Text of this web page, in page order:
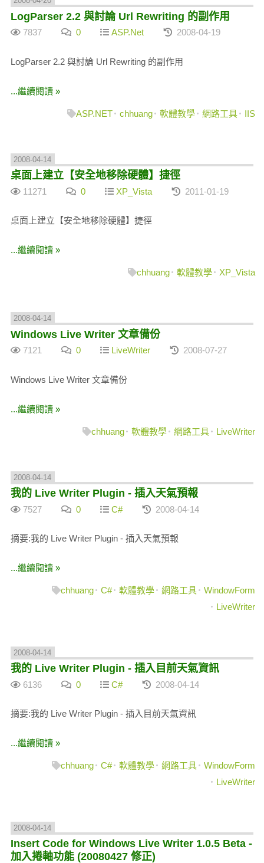
LogParser 2.2 與討論 Url Rewriting 的副作用
7837 0 ASP.Net 2008-04-19
LogParser 2.2 與討論 Url Rewriting 的副作用
...繼續閱讀 »
ASP.NET chhuang 軟體教學 網路工具 IIS
2008-04-14
桌面上建立【安全地移除硬體】捷徑
11271 0 XP_Vista 2011-01-19
桌面上建立【安全地移除硬體】捷徑
...繼續閱讀 »
chhuang 軟體教學 XP_Vista
2008-04-14
Windows Live Writer 文章備份
7121 0 LiveWriter 2008-07-27
Windows Live Writer 文章備份
...繼續閱讀 »
chhuang 軟體教學 網路工具 LiveWriter
2008-04-14
我的 Live Writer Plugin - 插入天氣預報
7527 0 C# 2008-04-14
摘要:我的 Live Writer Plugin - 插入天氣預報
...繼續閱讀 »
chhuang C# 軟體教學 網路工具
WindowForm
LiveWriter
2008-04-14
我的 Live Writer Plugin - 插入目前天氣資訊
6136 0 C# 2008-04-14
摘要:我的 Live Writer Plugin - 插入目前天氣資訊
...繼續閱讀 »
chhuang C# 軟體教學 網路工具
WindowForm
LiveWriter
2008-04-14
Insert Code for Windows Live Writer 1.0.5 Beta -
加入捲軸功能 (20080427 修正)